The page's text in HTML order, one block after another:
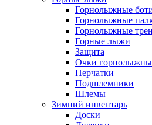
Горнoлыжные
Горнолыжные
Горнолыжные
Горные лыжи
Защита
Очки
Перчатки
Подшлемники
Шлемы
Зимний инвентарь
Доски